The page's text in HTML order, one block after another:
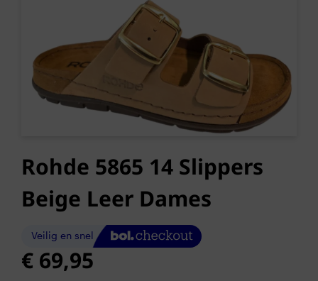
Rohde 5865 14 Slippers
Beige Leer Dames
€ 69,95